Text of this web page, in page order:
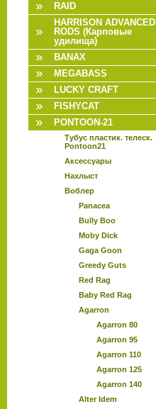
RAID
HARRISON ADVANCED
RODS (Карповые
удилища)
BANAX
MEGABASS
LUCKY CRAFT
FISHYCAT
PONTOON-21
Тубус пластик. телеск.
Pontoon21
Аксессуары
Нахлыст
Воблер
Panacea
Bully Boo
Moby Dick
Gaga Goon
Greedy Guts
Red Rag
Baby Red Rag
Agarron
Agarron 80
Agarron 95
Agarron 110
Agarron 125
Agarron 140
Alter Idem